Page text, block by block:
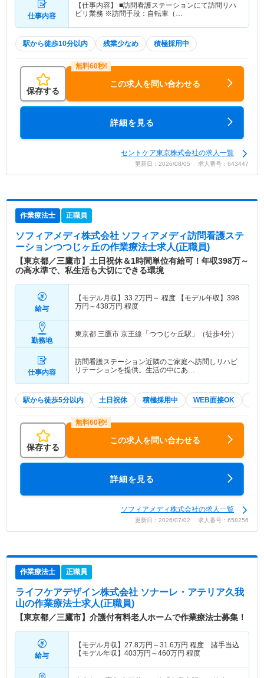
仕事内容
【仕事内容】 ■訪問看護ステーションにて訪問リハ
ビリ業務 ※訪問手段：自転車（…
駅から徒歩10分以内 残業少なめ 積極採用中
保存する
この求人を問い合わせる
詳細を見る
セントケア東京株式会社の求人一覧
更新日：2026/08/05 求人番号：643447
作業療法士 正職員
ソフィアメディ株式会社 ソフィアメディ訪問看護ステ
ーションつつじヶ丘の作業療法士求人(正職員)
【東京都／三鷹市】土日祝休＆1時間単位有給可！年収398万～
の高水準で、私生活も大切にできる環境
給与
【モデル月収】 33.2万円～ 程度 【モデル年収】 398
万円～438万円 程度
勤務地
東京都 三鷹市 京王線「つつじケ丘駅」（徒歩4分）
仕事内容
訪問看護ステーション近隣のご家庭へ訪問しリハビ
リテーションを提供。生活の中にあ…
駅から徒歩5分以内 土日祝休 積極採用中 WEB面接OK
保存する
この求人を問い合わせる
詳細を見る
ソフィアメディ株式会社の求人一覧
更新日：2026/07/02 求人番号：658256
作業療法士 正職員
ライフケアデザイン株式会社 ソナーレ・アテリア久我
山の作業療法士求人(正職員)
【東京都／三鷹市】介護付有料老人ホームで作業療法士募集！
給与
【モデル月収】 27.8万円～31.6万円 程度 諸手当込
【モデル年収】 403万円～460万円 程度